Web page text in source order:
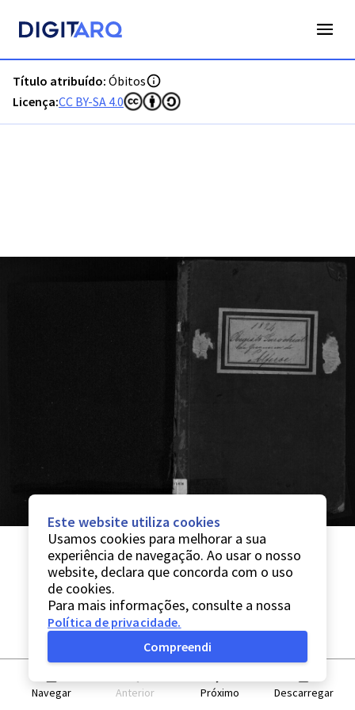
Título atribuído: Óbitos
Licença:CC BY-SA 4.0
Navegar Anterior Próximo Descarregar
Este website utiliza cookies
Usamos cookies para melhorar a sua
experiência de navegação. Ao usar o nosso
website, declara que concorda com o uso
de cookies.
Para mais informações, consulte a nossa
Política de privacidade.
Compreendi